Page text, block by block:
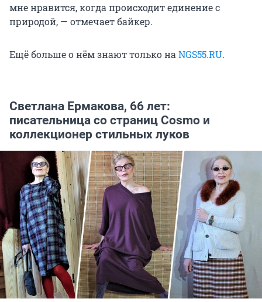
мне нравится, когда происходит единение с
природой, — отмечает байкер.
Ещё больше о нём знают только на NGS55.RU.
Светлана Ермакова, 66 лет:
писательница со страниц Cosmo и
коллекционер стильных луков